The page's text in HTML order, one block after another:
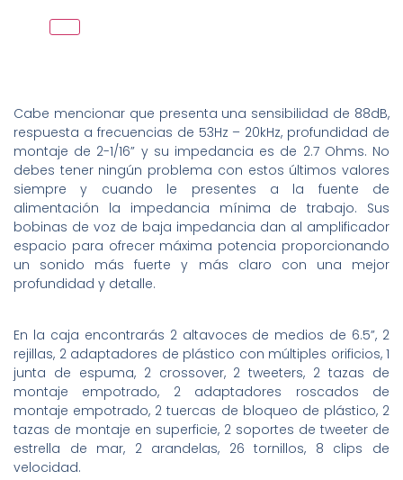
Cabe mencionar que presenta una sensibilidad de 88dB,
respuesta a frecuencias de 53Hz – 20kHz, profundidad de
montaje de 2-1/16” y su impedancia es de 2.7 Ohms. No
debes tener ningún problema con estos últimos valores
siempre y cuando le presentes a la fuente de
alimentación la impedancia mínima de trabajo. Sus
bobinas de voz de baja impedancia dan al amplificador
espacio para ofrecer máxima potencia proporcionando
un sonido más fuerte y más claro con una mejor
profundidad y detalle.
En la caja encontrarás 2 altavoces de medios de 6.5”, 2
rejillas, 2 adaptadores de plástico con múltiples orificios, 1
junta de espuma, 2 crossover, 2 tweeters, 2 tazas de
montaje empotrado, 2 adaptadores roscados de
montaje empotrado, 2 tuercas de bloqueo de plástico, 2
tazas de montaje en superficie, 2 soportes de tweeter de
estrella de mar, 2 arandelas, 26 tornillos, 8 clips de
velocidad.